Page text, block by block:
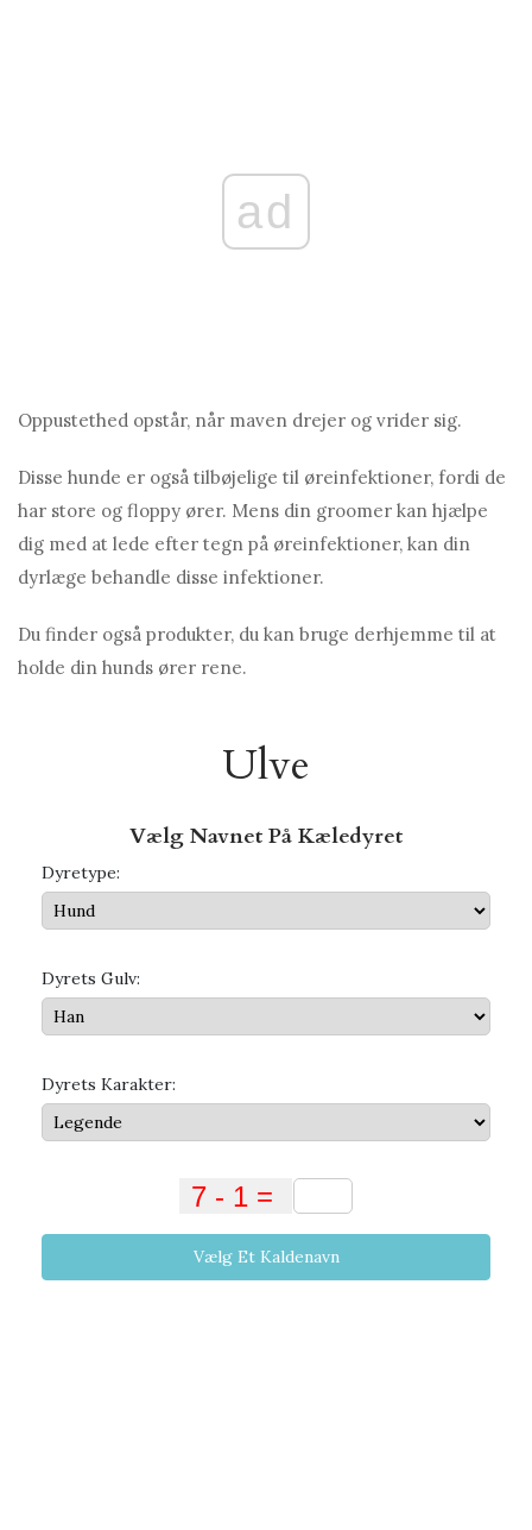
ad
Oppustethed opstår, når maven drejer og vrider sig.
Disse hunde er også tilbøjelige til øreinfektioner, fordi de
har store og floppy ører. Mens din groomer kan hjælpe
dig med at lede efter tegn på øreinfektioner, kan din
dyrlæge behandle disse infektioner.
Du finder også produkter, du kan bruge derhjemme til at
holde din hunds ører rene.
Ulve
Vælg Navnet På Kæledyret
Dyretype:
Dyrets Gulv:
Dyrets Karakter:
Vælg Et Kaldenavn